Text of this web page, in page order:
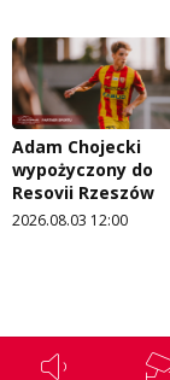
Adam Chojecki
wypożyczony do
Resovii Rzeszów
2026.08.03 12:00